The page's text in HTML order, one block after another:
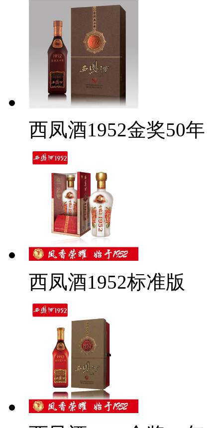
西凤酒1952金奖50年
西凤酒1952标准版